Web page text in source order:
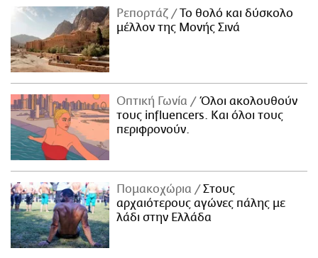
Ρεπορτάζ
Το θολό και δύσκολο
μέλλον της Μονής Σινά
Οπτική Γωνία
Όλοι ακολουθούν
τους influencers. Και όλοι τους
περιφρονούν.
Πομακοχώρια
Στους
αρχαιότερους αγώνες πάλης με
λάδι στην Ελλάδα